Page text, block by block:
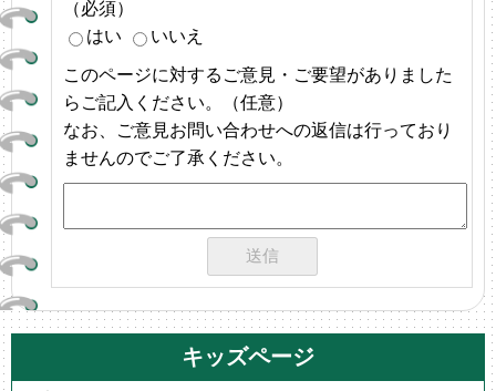
（必須）
はい
いいえ
このページに対するご意見・ご要望がありました
らご記入ください。（任意）
なお、ご意見お問い合わせへの返信は行っており
ませんのでご了承ください。
キッズページ